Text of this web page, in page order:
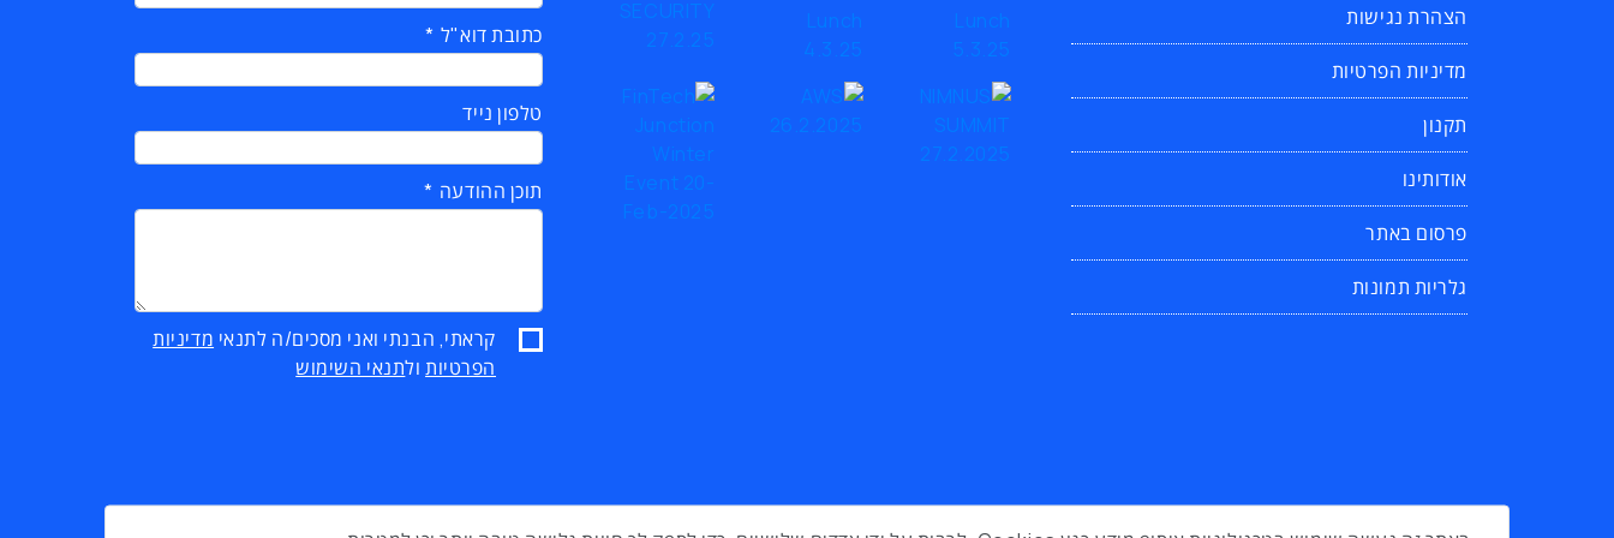
הצהרת נגישות
מדיניות הפרטיות
תקנון
אודותינו
פרסום באתר
גלריות תמונות
כתובת דוא"ל
טלפון נייד
תוכן ההודעה
קראתי, הבנתי ואני מסכים/ה לתנאי מדיניות
הפרטיותולתנאי השימוש